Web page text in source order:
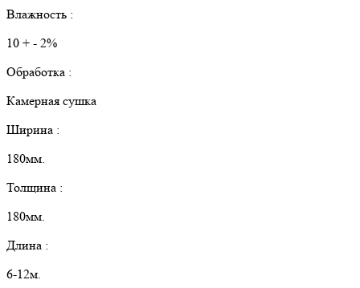
Влажность :
10 + - 2%
Обработка :
Камерная сушка
Ширина :
180мм.
Толщина :
180мм.
Длина :
6-12м.